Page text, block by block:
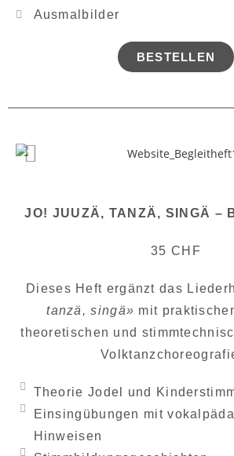
Ausmalbilder
BESTELLEN
JO! JUUZÄ, TANZÄ, SINGÄ –
35 CHF
Dieses Heft ergänzt das
tanzä, singä» mit
theoretischen und
Theorie Jodel und
Einsingübungen mit
Hinweisen